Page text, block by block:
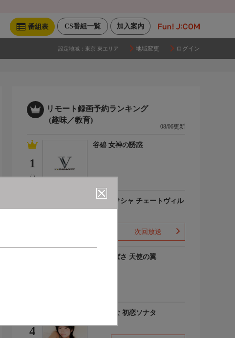
加入案内
CS番組一覧
番組表
設定地域： 東京 東エリア 地域変更 ログイン
リモート録画予約ランキング
(趣味／教育)
08/06更新
1
(-)
谷碧 女神の誘惑
百合川サシャ チェートヴィル
次回放送
羽川つばさ 天使の翼
4
秋田そな 初恋ソナタ